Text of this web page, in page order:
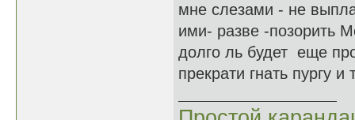
мне слезами - не
ими- разве -позорить
долго ль будет еще
прекрати гнать пургу и